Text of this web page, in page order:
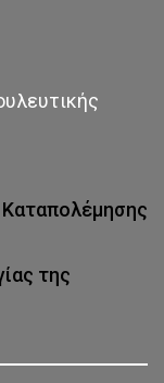
της